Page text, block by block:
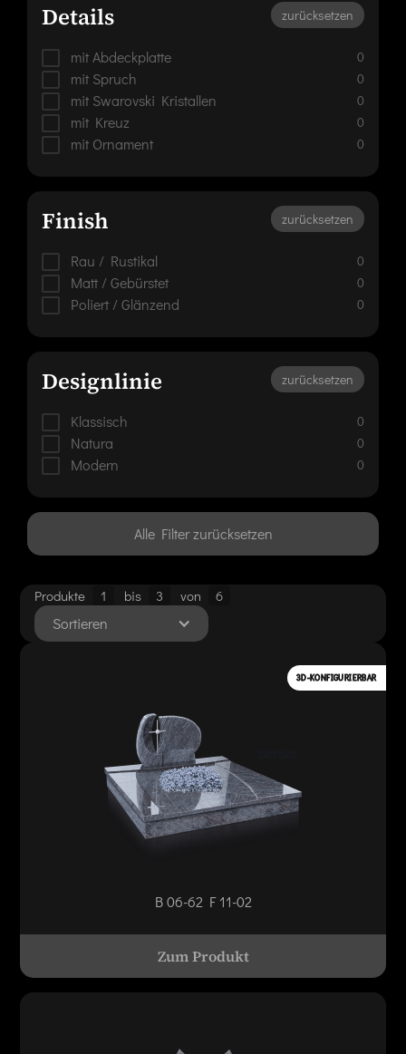
Details zurücksetzen
mit Abdeckplatte 0
mit Spruch 0
mit Swarovski Kristallen 0
mit Kreuz 0
mit Ornament 0
Finish zurücksetzen
Rau / Rustikal 0
Matt / Gebürstet 0
Poliert / Glänzend 0
Designlinie zurücksetzen
Klassisch 0
Natura 0
Modern 0
Alle Filter zurücksetzen
Produkte 1 bis 3 von 6
Sortieren
B 06-62 F 11-02
3D-KONFIGURIERBAR
Zum Produkt